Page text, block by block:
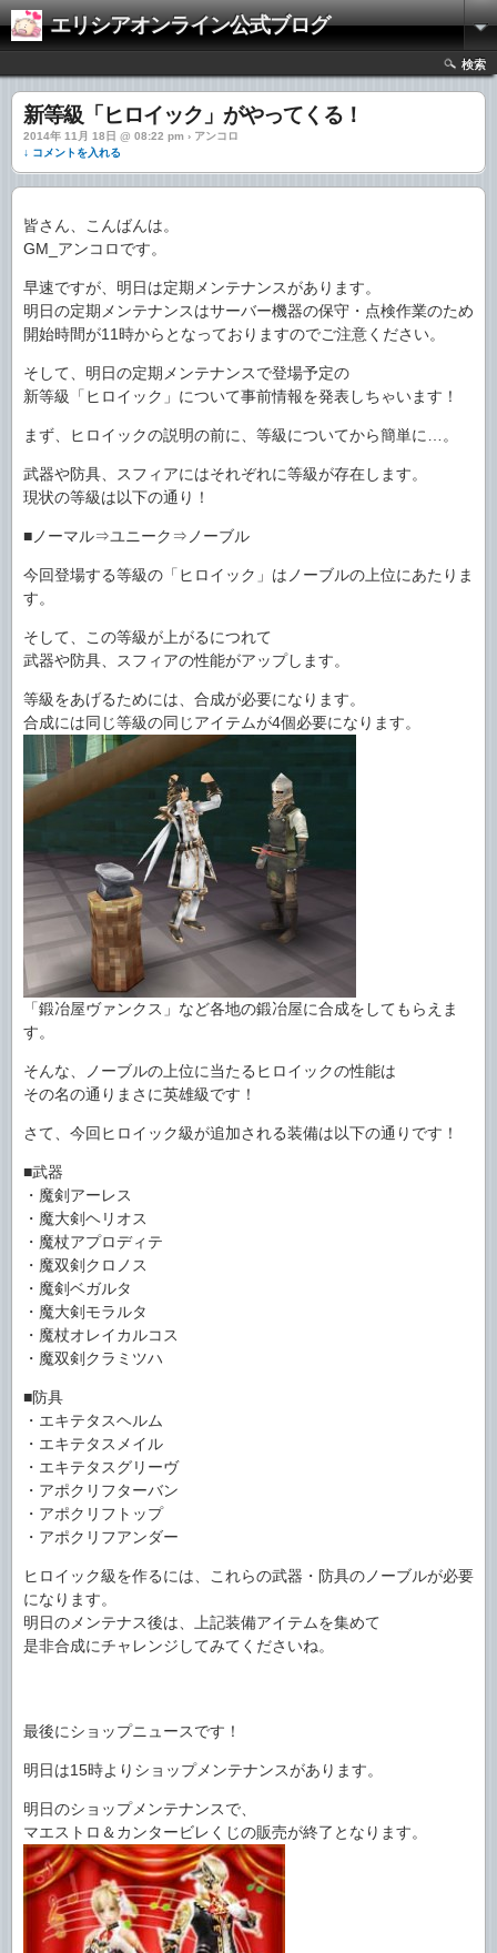
エリシアオンライン公式ブログ
検索
新等級「ヒロイック」がやってくる！
2014年 11月 18日 @ 08:22 pm › アンコロ
↓ コメントを入れる
皆さん、こんばんは。
GM_アンコロです。
早速ですが、明日は定期メンテナンスがあります。
明日の定期メンテナンスはサーバー機器の保守・点検作業のため
開始時間が11時からとなっておりますのでご注意ください。
そして、明日の定期メンテナンスで登場予定の
新等級「ヒロイック」について事前情報を発表しちゃいます！
まず、ヒロイックの説明の前に、等級についてから簡単に…。
武器や防具、スフィアにはそれぞれに等級が存在します。
現状の等級は以下の通り！
■ノーマル⇒ユニーク⇒ノーブル
今回登場する等級の「ヒロイック」はノーブルの上位にあたりま
す。
そして、この等級が上がるにつれて
武器や防具、スフィアの性能がアップします。
等級をあげるためには、合成が必要になります。
合成には同じ等級の同じアイテムが4個必要になります。
「鍛冶屋ヴァンクス」など各地の鍛冶屋に合成をしてもらえま
す。
そんな、ノーブルの上位に当たるヒロイックの性能は
その名の通りまさに英雄級です！
さて、今回ヒロイック級が追加される装備は以下の通りです！
■武器
・魔剣アーレス
・魔大剣ヘリオス
・魔杖アプロディテ
・魔双剣クロノス
・魔剣ベガルタ
・魔大剣モラルタ
・魔杖オレイカルコス
・魔双剣クラミツハ
■防具
・エキテタスヘルム
・エキテタスメイル
・エキテタスグリーヴ
・アポクリフターバン
・アポクリフトップ
・アポクリフアンダー
ヒロイック級を作るには、これらの武器・防具のノーブルが必要
になります。
明日のメンテナス後は、上記装備アイテムを集めて
是非合成にチャレンジしてみてくださいね。
最後にショップニュースです！
明日は15時よりショップメンテナンスがあります。
明日のショップメンテナンスで、
マエストロ＆カンタービレくじの販売が終了となります。